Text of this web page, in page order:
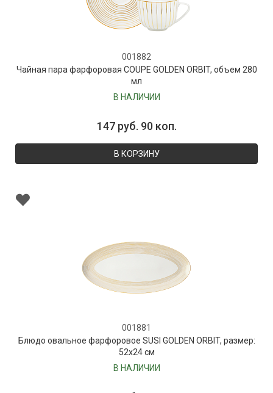
001882
Чайная пара фарфоровая COUPE GOLDEN ORBIT, объем 280
мл
В НАЛИЧИИ
147 руб. 90 коп.
В КОРЗИНУ
001881
Блюдо овальное фарфоровое SUSI GOLDEN ORBIT, размер:
52х24 см
В НАЛИЧИИ